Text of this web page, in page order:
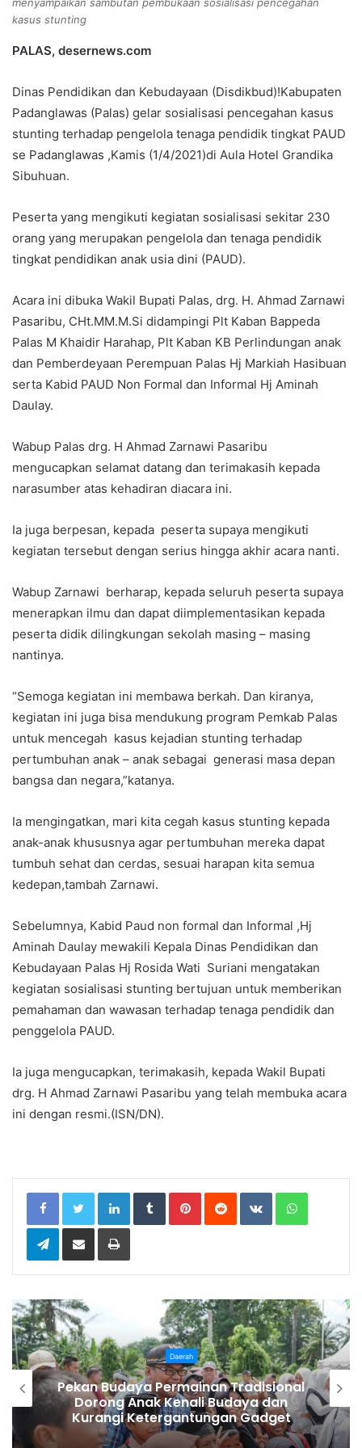
kasus stunting
PALAS, desernews.com
Dinas Pendidikan dan Kebudayaan (Disdikbud)!Kabupaten
Padanglawas (Palas) gelar sosialisasi pencegahan kasus
stunting terhadap pengelola tenaga pendidik tingkat PAUD
se Padanglawas ,Kamis (1/4/2021)di Aula Hotel Grandika
Sibuhuan.
Peserta yang mengikuti kegiatan sosialisasi sekitar 230
orang yang merupakan pengelola dan tenaga pendidik
tingkat pendidikan anak usia dini (PAUD).
Acara ini dibuka Wakil Bupati Palas, drg. H. Ahmad Zarnawi
Pasaribu, CHt.MM.M.Si didampingi Plt Kaban Bappeda
Palas M Khaidir Harahap, Plt Kaban KB Perlindungan anak
dan Pemberdeyaan Perempuan Palas Hj Markiah Hasibuan
serta Kabid PAUD Non Formal dan Informal Hj Aminah
Daulay.
Wabup Palas drg. H Ahmad Zarnawi Pasaribu
mengucapkan selamat datang dan terimakasih kepada
narasumber atas kehadiran diacara ini.
Ia juga berpesan, kepada peserta supaya mengikuti
kegiatan tersebut dengan serius hingga akhir acara nanti.
Wabup Zarnawi berharap, kepada seluruh peserta supaya
menerapkan ilmu dan dapat diimplementasikan kepada
peserta didik dilingkungan sekolah masing – masing
nantinya.
“Semoga kegiatan ini membawa berkah. Dan kiranya,
kegiatan ini juga bisa mendukung program Pemkab Palas
untuk mencegah kasus kejadian stunting terhadap
pertumbuhan anak – anak sebagai generasi masa depan
bangsa dan negara,”katanya.
Ia mengingatkan, mari kita cegah kasus stunting kepada
anak-anak khususnya agar pertumbuhan mereka dapat
tumbuh sehat dan cerdas, sesuai harapan kita semua
kedepan,tambah Zarnawi.
Sebelumnya, Kabid Paud non formal dan Informal ,Hj
Aminah Daulay mewakili Kepala Dinas Pendidikan dan
Kebudayaan Palas Hj Rosida Wati Suriani mengatakan
kegiatan sosialisasi stunting bertujuan untuk memberikan
pemahaman dan wawasan terhadap tenaga pendidik dan
penggelola PAUD.
Ia juga mengucapkan, terimakasih, kepada Wakil Bupati
drg. H Ahmad Zarnawi Pasaribu yang telah membuka acara
ini dengan resmi.(ISN/DN).
LinkedIn Tumblr Pinterest Reddit VKontakte
Telegram Print
Daerah
Bupati Karo Serahkan Surat
Pernyataan Resmi Penyerahan Aset
RSUD Kabanjahe ke Moderamen
GBKP